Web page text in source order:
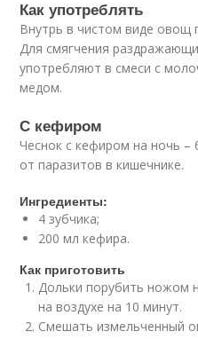
Как употреблять
Внутрь в чистом виде овощ
Для смягчения
употребляют в смеси с
медом.
С кефиром
Чеснок с кефиром на ночь –
от паразитов в кишечнике.
Ингредиенты:
4 зубчика;
200 мл кефира.
Как приготовить
Дольки порубить ножом
на воздухе на 10 минут.
Смешать измельченный